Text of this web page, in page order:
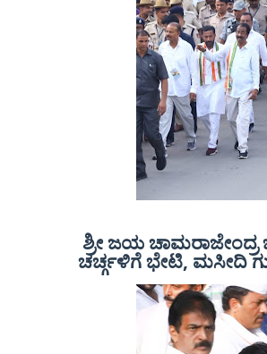
ಶ್ರೀ ಜಯ
ಚರ್ಚ್ಗಳಿಗೆ ಭೇಟಿ, ಮಸೀದಿ